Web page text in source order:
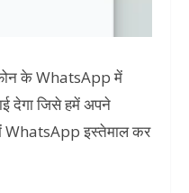
के WhatsApp में
देगा जिसे हमें अपने
WhatsApp इस्तेमाल कर